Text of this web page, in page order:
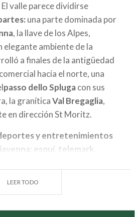
valle parece dividirse
una parte dominada por
, la llave de los Alpes,
elegante ambiente de la
a finales de la antigüedad
hacia el norte, una
passo dello Splugacon sus
la graníticaVal Bregaglia,
en dirección St Moritz.
y entretenimientos
: esquí, telemark,
LEER TODO